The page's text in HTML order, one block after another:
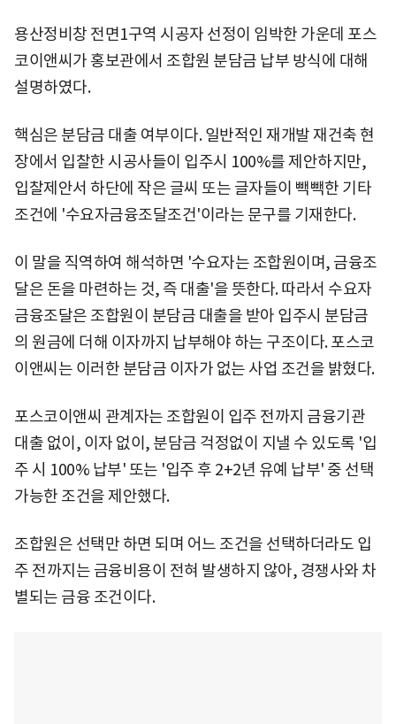
용산정비창 전면1구역 시공자 선정이 임박한 가운데 포스
코이앤씨가 홍보관에서 조합원 분담금 납부 방식에 대해
설명하였다.
핵심은 분담금 대출 여부이다. 일반적인 재개발 재건축 현
장에서 입찰한 시공사들이 입주시 100%를 제안하지만,
입찰제안서 하단에 작은 글씨 또는 글자들이 빽빽한 기타
조건에 '수요자금융조달조건'이라는 문구를 기재한다.
이 말을 직역하여 해석하면 '수요자는 조합원이며, 금융조
달은 돈을 마련하는 것, 즉 대출'을 뜻한다. 따라서 수요자
금융조달은 조합원이 분담금 대출을 받아 입주시 분담금
의 원금에 더해 이자까지 납부해야 하는 구조이다. 포스코
이앤씨는 이러한 분담금 이자가 없는 사업 조건을 밝혔다.
포스코이앤씨 관계자는 조합원이 입주 전까지 금융기관
대출 없이, 이자 없이, 분담금 걱정없이 지낼 수 있도록 '입
주 시 100% 납부' 또는 '입주 후 2+2년 유예 납부' 중 선택
가능한 조건을 제안했다.
조합원은 선택만 하면 되며 어느 조건을 선택하더라도 입
주 전까지는 금융비용이 전혀 발생하지 않아, 경쟁사와 차
별되는 금융 조건이다.